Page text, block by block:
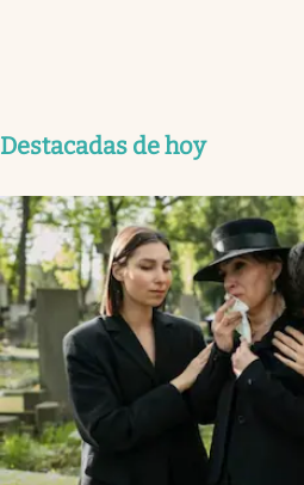
Destacadas de hoy